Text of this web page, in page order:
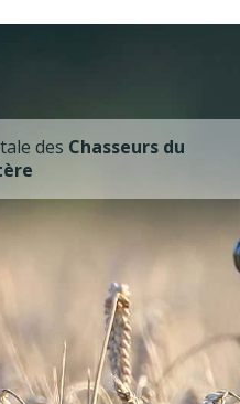
des Chasseurs du